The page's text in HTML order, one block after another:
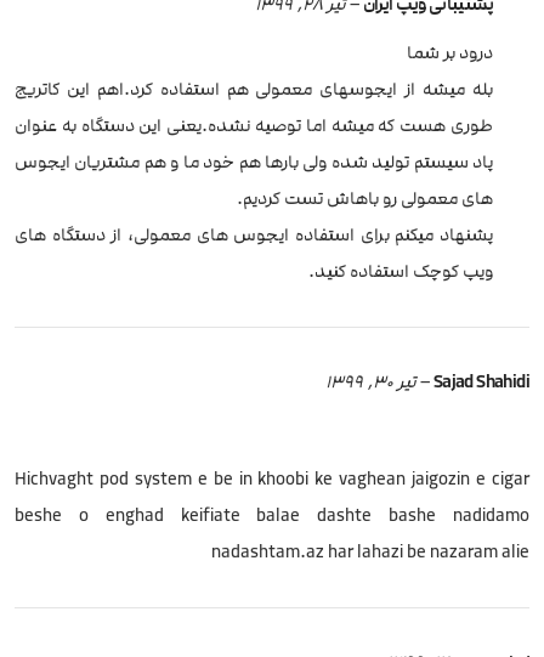
درود بر شما
بله میشه از ایجوسهای معمولی هم استفاده کرد.اهم این کاتریج
طوری هست که میشه اما توصیه نشده.یعنی این دستگاه به عنوان
پاد سیستم تولید شده ولی بارها هم خود ما و هم مشتریان ایجوس
های معمولی رو باهاش تست کردیم.
پشنهاد میکنم برای استفاده ایجوس های معمولی، از دستگاه های
ویپ کوچک استفاده کنید.
Sajad Shahidi
–تیر 30, 1399
Hichvaght pod system e be in khoobi ke vaghean jaigozin e cigar
beshe o enghad keifiate balae dashte bashe nadidamo
nadashtam.az har lahazi be nazaram alie